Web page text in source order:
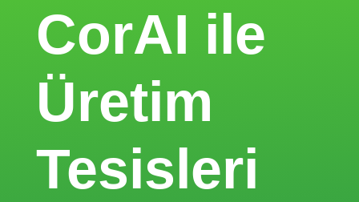
CorAI ile
Üretim
Tesisleri